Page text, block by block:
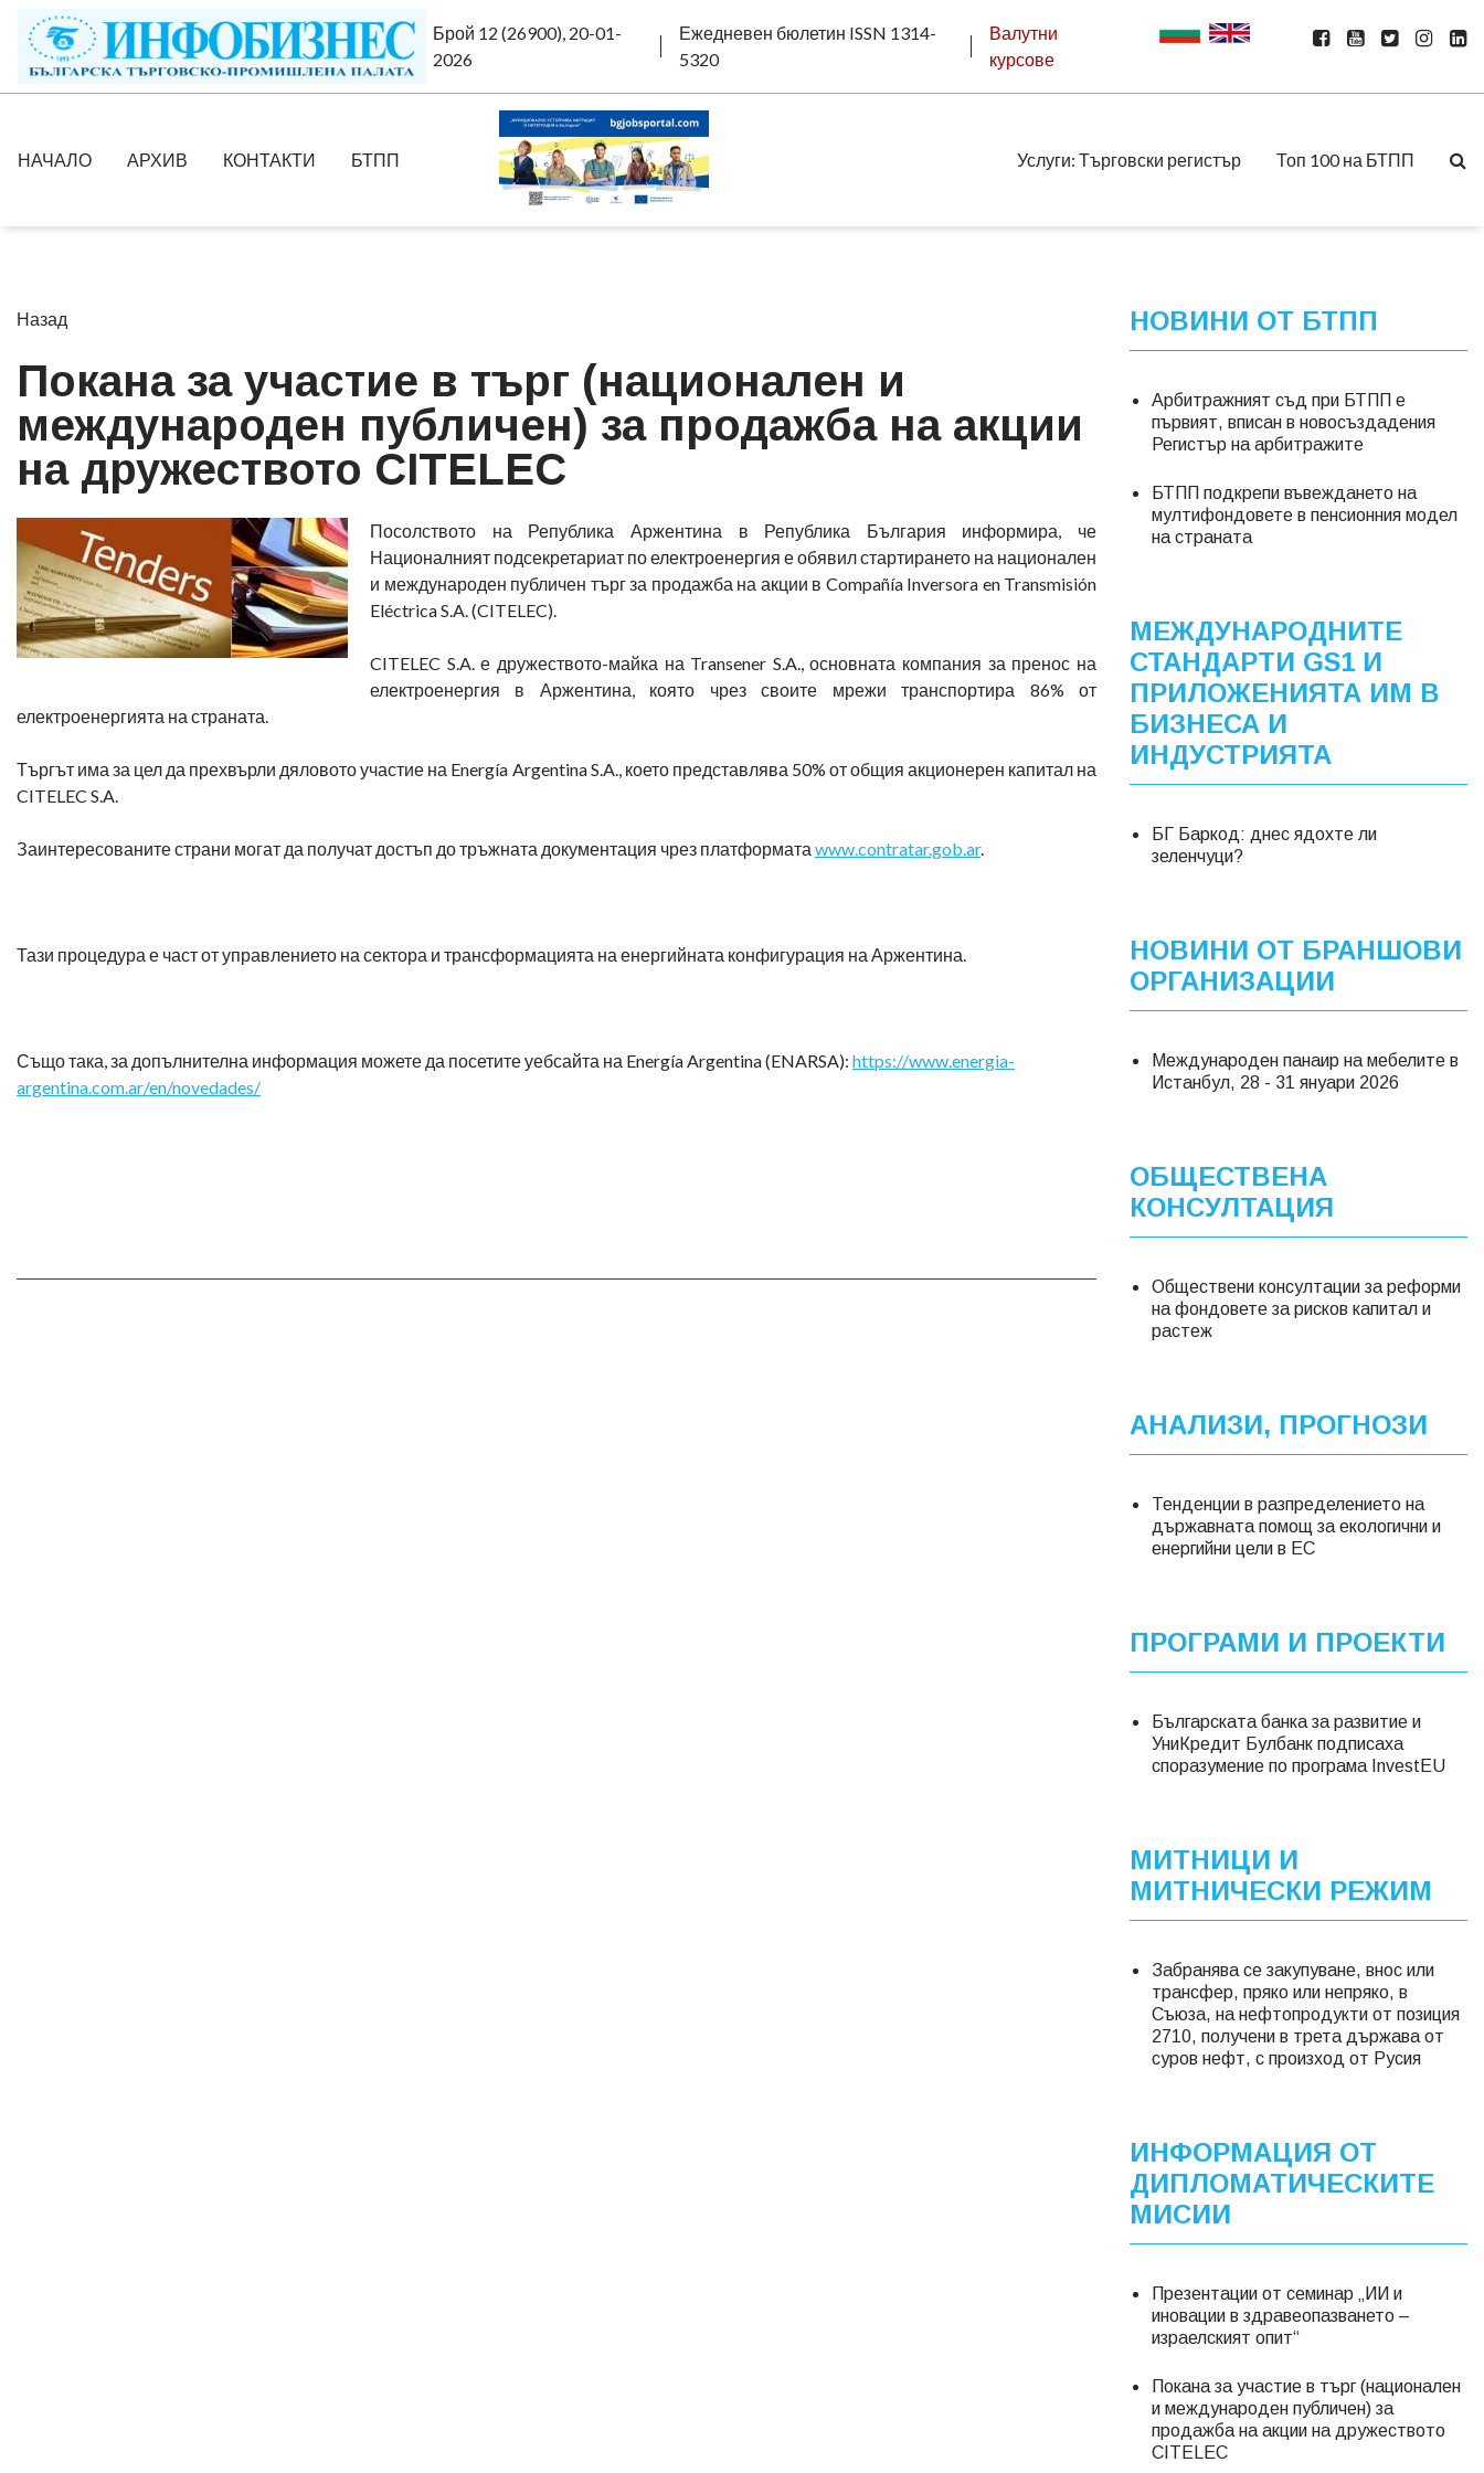
Брой 12 (26900), 20-01-
2026
Ежедневен бюлетин ISSN 1314-
5320
Валутни
курсове
НАЧАЛО АРХИВ КОНТАКТИ БТПП Услуги: Търговски регистър Топ 100 на БТПП
Назад
Покана за участие в търг (национален и
международен публичен) за продажба на акции
на дружеството CITELEC
Посолството на Република Аржентина в Република България информира, че
Националният подсекретариат по електроенергия е обявил стартирането на национален
и международен публичен търг за продажба на акции в Compañía Inversora en Transmisión
Eléctrica S.A. (CITELEC).
CITELEC S.A. е дружеството-майка на Transener S.A., основната компания за пренос на
електроенергия в Аржентина, която чрез своите мрежи транспортира 86% от
електроенергията на страната.
Търгът има за цел да прехвърли дяловото участие на Energía Argentina S.A., което представлява 50% от общия акционерен капитал на
CITELEC S.A.
Заинтересованите страни могат да получат достъп до тръжната документация чрез платформата www.contratar.gob.ar.
Тази процедура е част от управлението на сектора и трансформацията на енергийната конфигурация на Аржентина.
Също така, за допълнителна информация можете да посетите уебсайта на Energía Argentina (ENARSA): https://www.energia-
argentina.com.ar/en/novedades/
НОВИНИ ОТ БТПП
Арбитражният съд при БТПП е
първият, вписан в новосъздадения
Регистър на арбитражите
БТПП подкрепи въвеждането на
мултифондовете в пенсионния модел
на страната
МЕЖДУНАРОДНИТЕ
СТАНДАРТИ GS1 И
ПРИЛОЖЕНИЯТА ИМ В
БИЗНЕСА И
ИНДУСТРИЯТА
БГ Баркод: днес ядохте ли
зеленчуци?
НОВИНИ ОТ БРАНШОВИ
ОРГАНИЗАЦИИ
Международен панаир на мебелите в
Истанбул, 28 - 31 януари 2026
ОБЩЕСТВЕНА
КОНСУЛТАЦИЯ
Обществени консултации за реформи
на фондовете за рисков капитал и
растеж
АНАЛИЗИ, ПРОГНОЗИ
Тенденции в разпределението на
държавната помощ за екологични и
енергийни цели в ЕС
ПРОГРАМИ И ПРОЕКТИ
Българската банка за развитие и
УниКредит Булбанк подписаха
споразумение по програма InvestEU
МИТНИЦИ И
МИТНИЧЕСКИ РЕЖИМ
Забранява се закупуване, внос или
трансфер, пряко или непряко, в
Съюза, на нефтопродукти от позиция
2710, получени в трета държава от
суров нефт, с произход от Русия
ИНФОРМАЦИЯ ОТ
ДИПЛОМАТИЧЕСКИТЕ
МИСИИ
Презентации от семинар „ИИ и
иновации в здравеопазването –
израелският опит“
Покана за участие в търг (национален
и международен публичен) за
продажба на акции на дружеството
CITELEC